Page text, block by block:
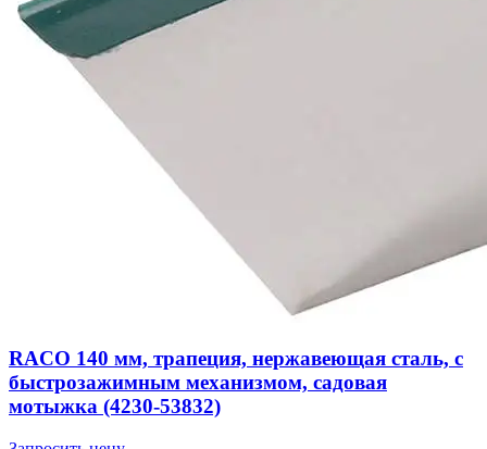
RACO 140 мм, трапеция, нержавеющая сталь, с
быстрозажимным механизмом, садовая
мотыжка (4230-53832)